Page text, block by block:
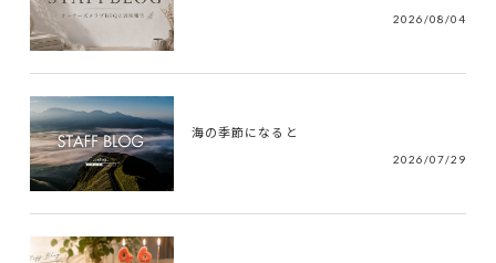
2026/08/04
海の季節になると
2026/07/29